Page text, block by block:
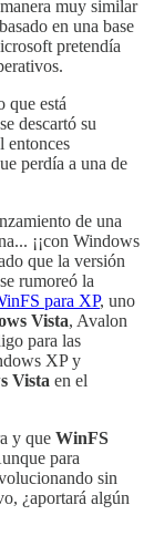
muy similar
en una base
pretendía
que está
descartó su
entonces
perdía a una de
de una
¡¡con Windows
que la versión
rumoreó la
para XP, uno
Vista, Avalon
para las
XP y
Vista en el
y que WinFS
para
sin
¿aportará algún